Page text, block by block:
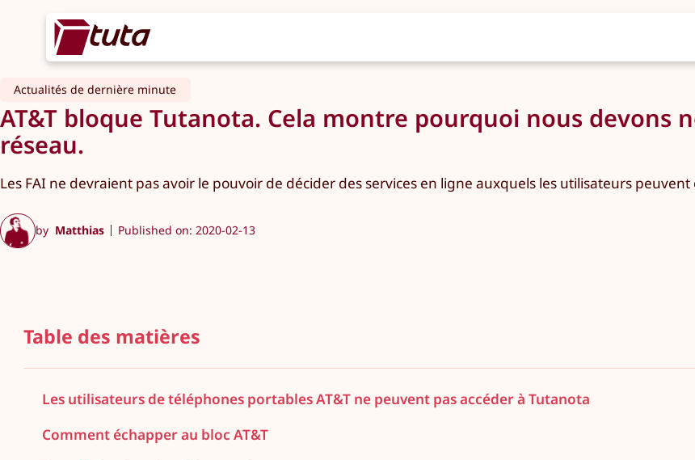
Actualités de dernière minute
AT&T bloque Tutanota. Cela montre pourquoi nous
réseau.
Les FAI ne devraient pas avoir le pouvoir de décider des services en ligne auxquels les utilisateurs peuvent
by Matthias Published on: 2020-02-13
Table des matières
Les utilisateurs de téléphones portables AT&T ne peuvent pas accéder à Tutanota
Comment échapper au bloc AT&T